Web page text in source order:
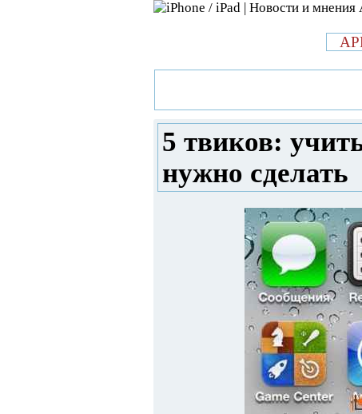
5 твиков:
нужно сделать